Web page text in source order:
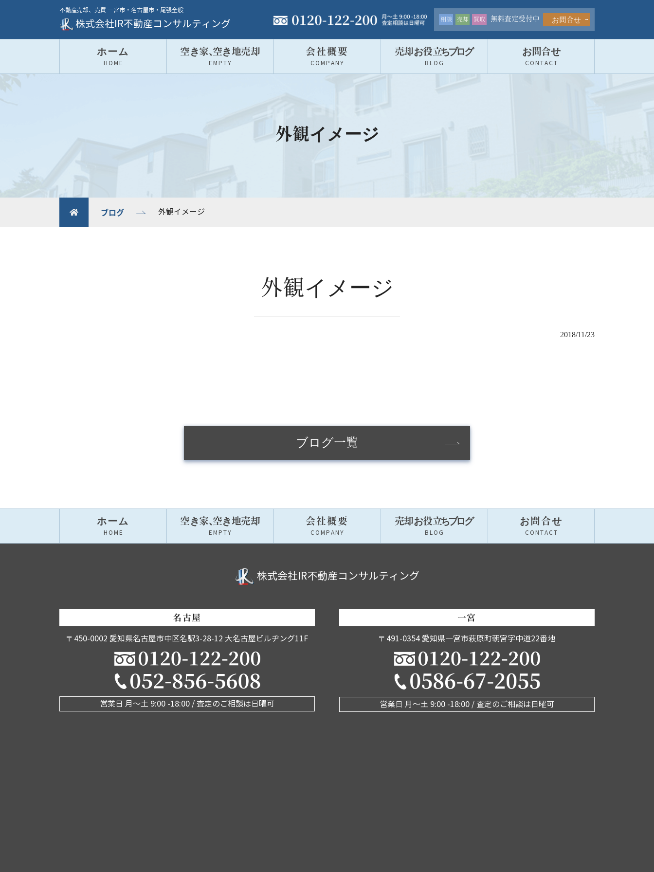
不動産売却、売買 一宮市・名古屋市・尾張全般
株式会社IR不動産コンサルティング
g
g
相談 売却 買取 無料査定受付中 お問合せ
ホーム
HOME
空き家、空き地売却
EMPTY
会社概要
COMPANY
売却お役立ちブログ
BLOG
お問合せ
CONTACT
外観イメージ
ブログ 外観イメージ
外観イメージ
2018/11/23
ブログ一覧
ホーム
HOME
空き家、空き地売却
EMPTY
会社概要
COMPANY
売却お役立ちブログ
BLOG
お問合せ
CONTACT
株式会社IR不動産コンサルティング
名古屋
〒450-0002 愛知県名古屋市中区名駅3-28-12 大名古屋ビルヂング11F
営業日 月〜土 9:00 -18:00 / 査定のご相談は日曜可
一宮
〒491-0354 愛知県一宮市萩原町朝宮字中道22番地
営業日 月〜土 9:00 -18:00 / 査定のご相談は日曜可